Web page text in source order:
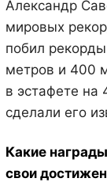
Александр
мировых
побил
метров и 400
в эстафете на
сделали его
Какие
свои